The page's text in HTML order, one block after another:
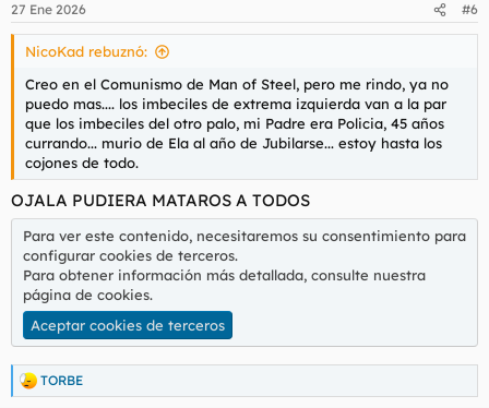
e
s
27 Ene 2026 #6
NicoKad rebuznó:
Creo en el Comunismo de Man of Steel, pero me rindo, ya no
puedo mas.... los imbeciles de extrema izquierda van a la par
que los imbeciles del otro palo, mi Padre era Policia, 45 años
currando... murio de Ela al año de Jubilarse... estoy hasta los
cojones de todo.
OJALA PUDIERA MATAROS A TODOS
Para ver este contenido, necesitaremos su consentimiento para
configurar cookies de terceros.
Para obtener información más detallada, consulte nuestra
página de cookies.
Aceptar cookies de terceros
R
e
TORBE